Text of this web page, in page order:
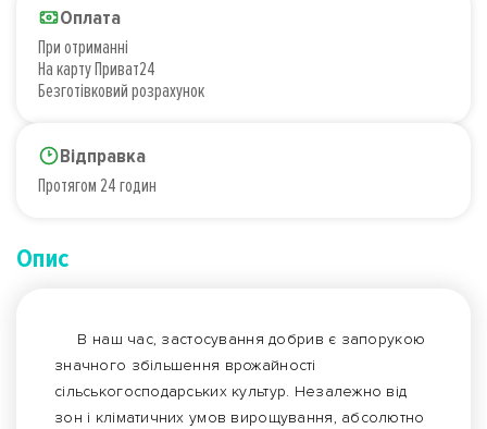
Оплата
При отриманні
На карту Приват24
Безготівковий розрахунок
Відправка
Протягом 24 годин
Опис
В наш час, застосування добрив є запорукою
значного збільшення врожайності
сільськогосподарських культур. Незалежно від
зон і кліматичних умов вирощування, абсолютно